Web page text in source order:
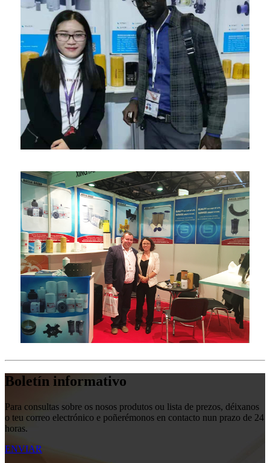
Boletín informativo
Para consultas sobre os nosos produtos ou lista de prezos, déixanos
o teu correo electrónico e poñerémonos en contacto nun prazo de 24
horas.
ENVIAR